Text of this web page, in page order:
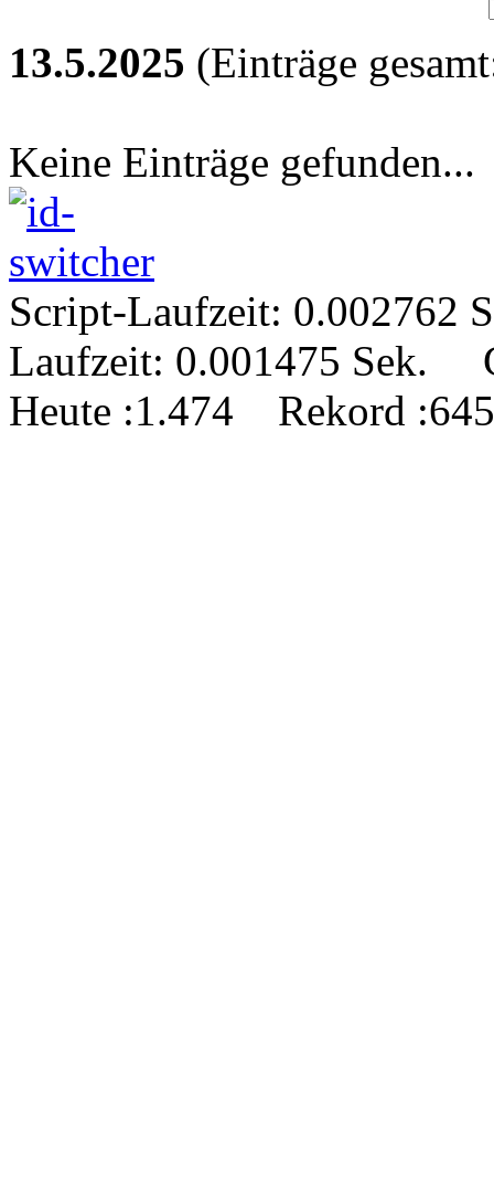
13.5.2025 (Einträge
Keine Einträge gefunden...
Script-Laufzeit:
Laufzeit: 0.001475 Sek.
Heute :1.474 Rekord